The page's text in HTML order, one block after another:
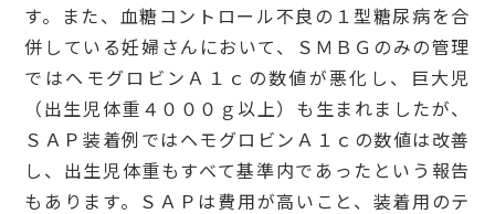
す。また、血糖コントロール不良の１型糖尿病を合
併している妊婦さんにおいて、ＳＭＢＧのみの管理
ではヘモグロビンＡ１ｃの数値が悪化し、巨大児
（出生児体重４０００ｇ以上）も生まれましたが、
ＳＡＰ装着例ではヘモグロビンＡ１ｃの数値は改善
し、出生児体重もすべて基準内であったという報告
もあります。ＳＡＰは費用が高いこと、装着用のテ